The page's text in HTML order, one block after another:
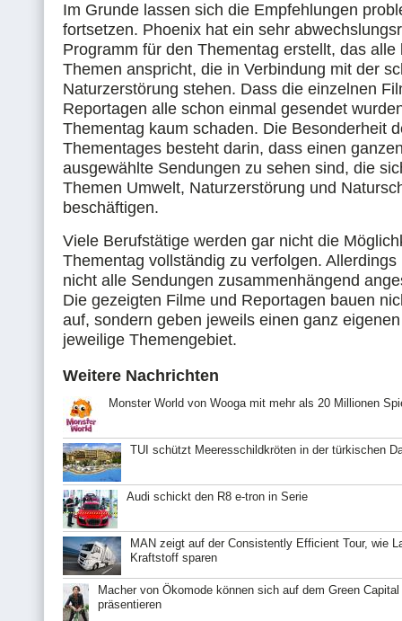
Im Grunde lassen sich die Empfehlungen
fortsetzen. Phoenix hat ein sehr
Programm für den Thementag erstellt, das alle
Themen anspricht, die in Verbindung mit der
Naturzerstörung stehen. Dass die einzelnen
Reportagen alle schon einmal gesendet
Thementag kaum schaden. Die Besonderheit
Thementages besteht darin, dass einen
ausgewählte Sendungen zu sehen sind, die
Themen Umwelt, Naturzerstörung und
beschäftigen.
Viele Berufstätige werden gar nicht die
Thementag vollständig zu verfolgen. Allerdings
nicht alle Sendungen zusammenhängend
Die gezeigten Filme und Reportagen bauen
auf, sondern geben jeweils einen ganz
jeweilige Themengebiet.
Weitere Nachrichten
Monster World von Wooga mit mehr als 20 Millionen
TUI schützt Meeresschildkröten in der türkischen
Audi schickt den R8 e-tron in Serie
MAN zeigt auf der Consistently Efficient Tour, wie
Kraftstoff sparen
Macher von Ökomode können sich auf dem Green
präsentieren